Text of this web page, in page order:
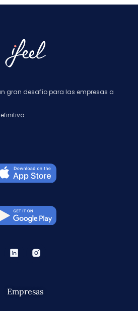
gran desafío para las empresas a
Empresas